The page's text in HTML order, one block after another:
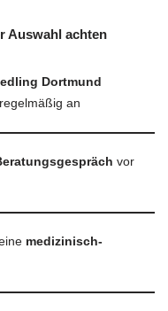
Auswahl achten
Dortmund
an
vor
medizinisch-